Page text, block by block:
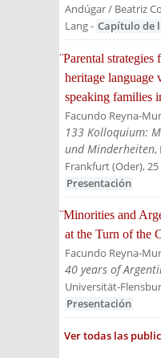
Andúgar / Beatriz
Lang- Capítulo de
¨Parental
heritage language
speaking families
Facundo Reyna-
133 Kolloquium:
und Minderheiten,
Frankfurt (Oder),
Presentación
¨Minorities and
at the Turn of the
Facundo Reyna-
40 years of
Universität-
Presentación
Ver todas las